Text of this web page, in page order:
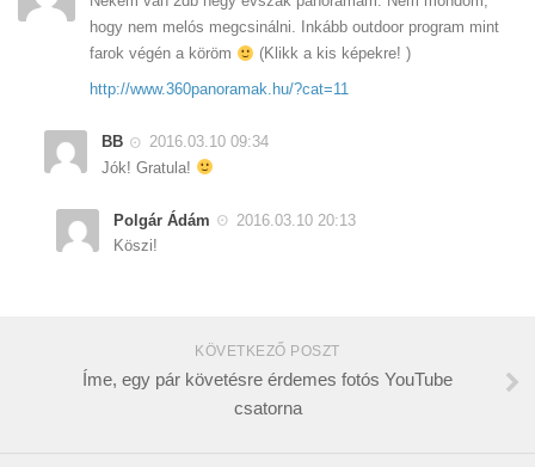
hogy nem melós megcsinálni. Inkább outdoor program mint
farok végén a köröm
(Klikk a kis képekre! )
http://www.360panoramak.hu/?cat=11
BB
2016.03.10 09:34
Jók! Gratula!
Polgár Ádám
2016.03.10 20:13
Köszi!
KÖVETKEZŐ POSZT
Íme, egy pár követésre érdemes fotós YouTube
csatorna